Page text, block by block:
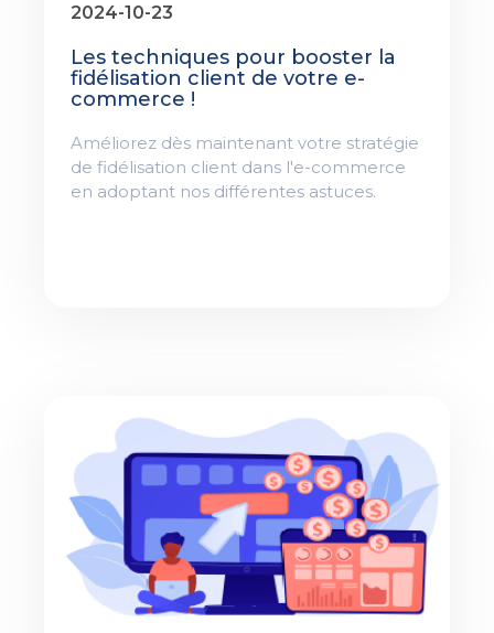
2024-10-23
Les techniques pour booster la
fidélisation client de votre e-
commerce !
Améliorez dès maintenant votre stratégie
de fidélisation client dans l'e-commerce
en adoptant nos différentes astuces.